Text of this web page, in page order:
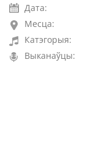
Дата:
Месца:
Катэгорыя:
Выканаўцы: